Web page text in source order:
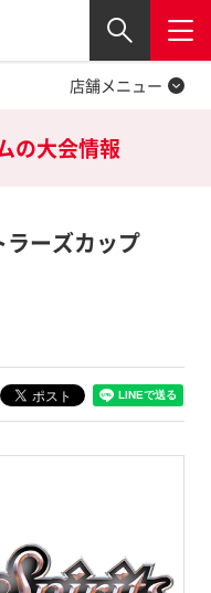
閉じる
店舗メニュー
の大会情報
ラーズカップ